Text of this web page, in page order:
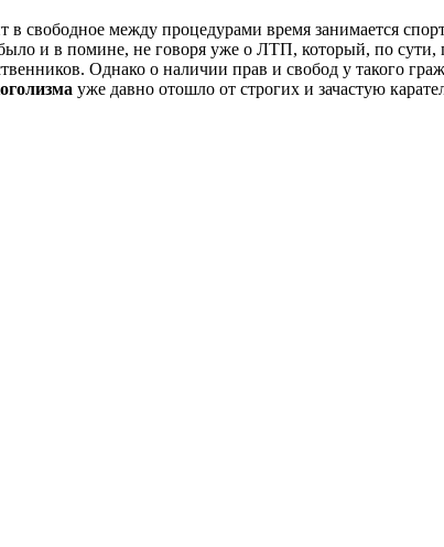
свободное между процедурами время занимается
и в помине, не говоря уже о ЛТП, который, по сути,
Однако о наличии прав и свобод у такого
уже давно отошло от строгих и зачастую